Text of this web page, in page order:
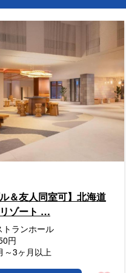
ル＆友人同室可】北海道
ゾート …
トランホール
円
～3ヶ月以上